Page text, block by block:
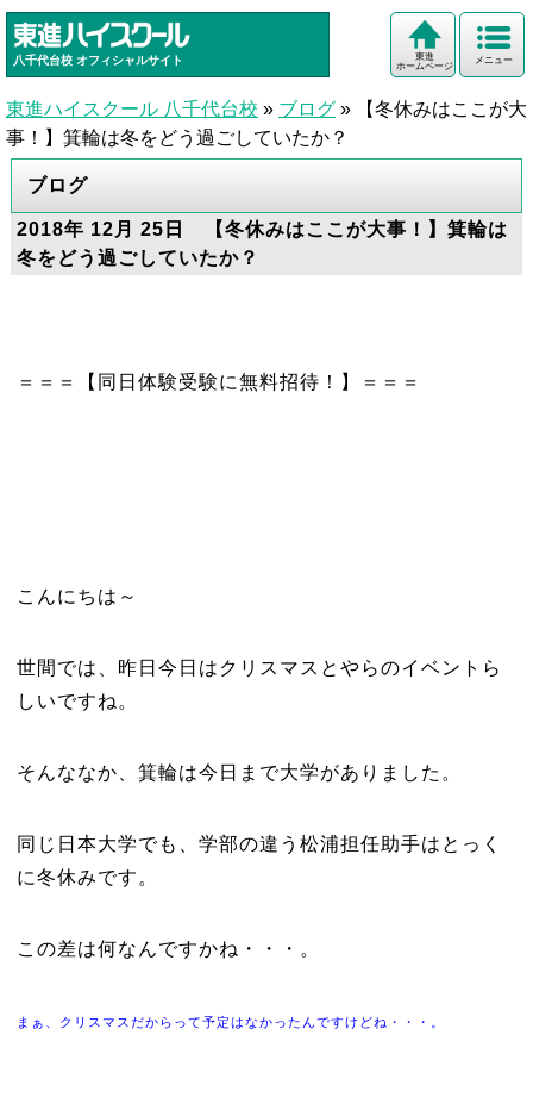
八千代台校 オフィシャルサイト メニュー
東進
ホームページ
東進ハイスクール 八千代台校 » ブログ »
【冬休みはここが大
事！】箕輪は冬をどう過ごしていたか？
ブログ
2018年 12月 25日 【冬休みはここが大事！】箕輪は
冬をどう過ごしていたか？
＝＝＝【同日体験受験に無料招待！】＝＝＝
こんにちは～
世間では、昨日今日はクリスマスとやらのイベントら
しいですね。
そんななか、箕輪は今日まで大学がありました。
同じ日本大学でも、学部の違う松浦担任助手はとっく
に冬休みです。
この差は何なんですかね・・・。
まぁ、クリスマスだからって予定はなかったんですけどね・・・。